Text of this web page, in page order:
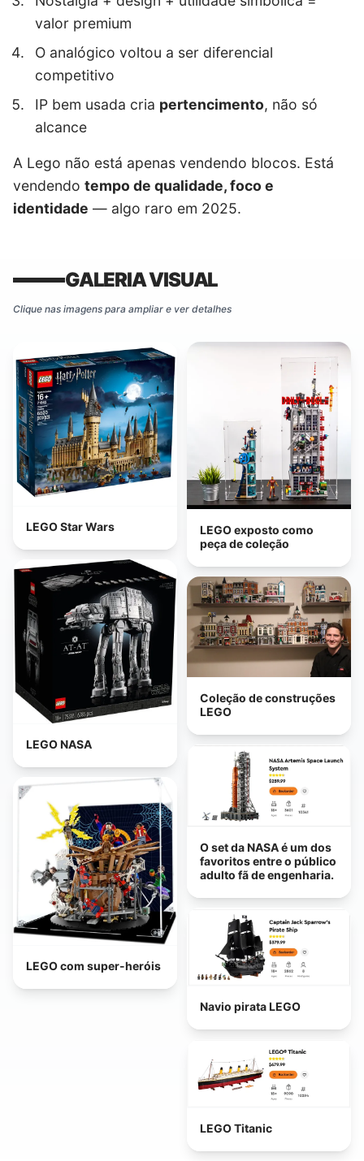
valor premium
O analógico voltou a ser diferencial
competitivo
IP bem usada cria pertencimento, não só
alcance
A Lego não está apenas vendendo blocos. Está
vendendo tempo de qualidade, foco e
identidade — algo raro em 2025.
GALERIA VISUAL
Clique nas imagens para ampliar e ver detalhes
LEGO Star Wars
LEGO NASA
LEGO com super-heróis
LEGO exposto como
peça de coleção
Coleção de construções
LEGO
O set da NASA é um dos
favoritos entre o público
adulto fã de engenharia.
Navio pirata LEGO
LEGO Titanic